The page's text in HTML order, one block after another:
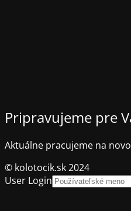
Pripravujeme pre
Aktuálne pracujeme na
© kolotocik.sk 2024
User Login